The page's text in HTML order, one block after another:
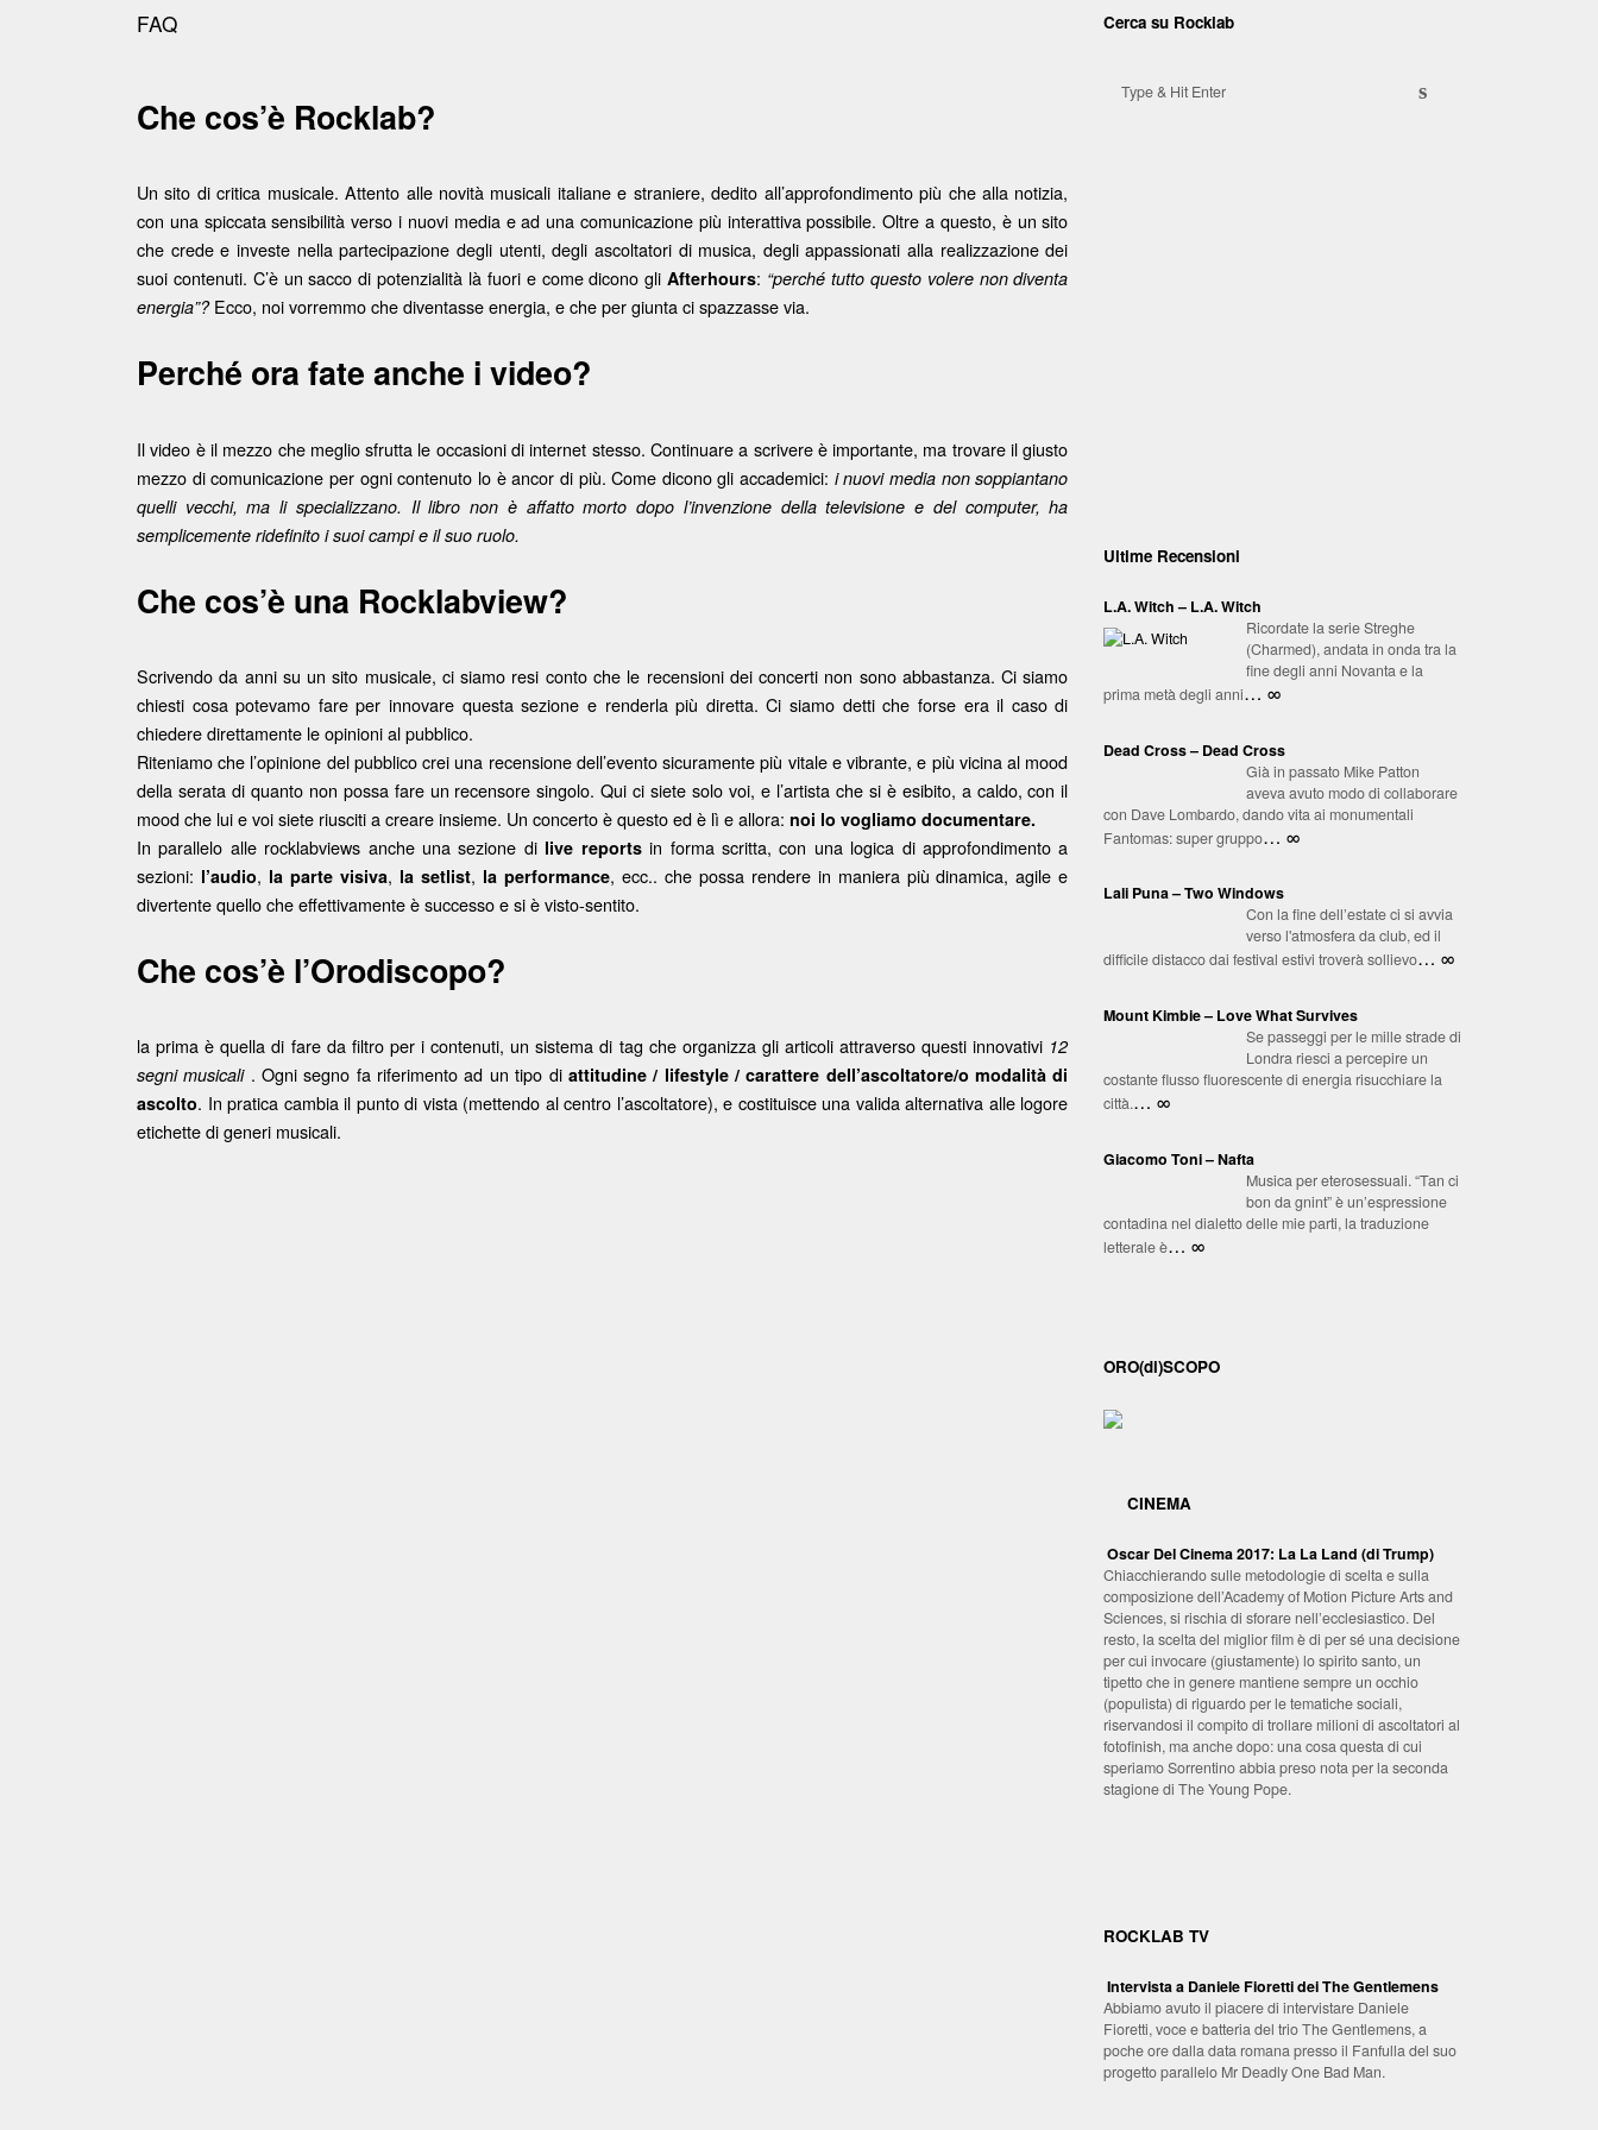
FAQ
Che cos’è Rocklab?
Un sito di critica musicale. Attento alle novità musicali italiane e straniere, dedito all’approfondimento più che alla notizia,
con una spiccata sensibilità verso i nuovi media e ad una comunicazione più interattiva possibile. Oltre a questo, è un sito
che crede e investe nella partecipazione degli utenti, degli ascoltatori di musica, degli appassionati alla realizzazione dei
suoi contenuti. C’è un sacco di potenzialità là fuori e come dicono gliAfterhours: “perché tutto questo volere non diventa
energia”?Ecco, noi vorremmo che diventasse energia, e che per giunta ci spazzasse via.
Perché ora fate anche i video?
Il video è il mezzo che meglio sfrutta le occasioni di internet stesso. Continuare a scrivere è importante, ma trovare il giusto
mezzo di comunicazione per ogni contenuto lo è ancor di più. Come dicono gli accademici: i nuovi media non soppiantano
quelli vecchi, ma li specializzano. Il libro non è affatto morto dopo l’invenzione della televisione e del computer, ha
semplicemente ridefinito i suoi campi e il suo ruolo.
Che cos’è una Rocklabview?
Scrivendo da anni su un sito musicale, ci siamo resi conto che le recensioni dei concerti non sono abbastanza. Ci siamo
chiesti cosa potevamo fare per innovare questa sezione e renderla più diretta. Ci siamo detti che forse era il caso di
chiedere direttamente le opinioni al pubblico.
Riteniamo che l’opinione del pubblico crei una recensione dell’evento sicuramente più vitale e vibrante, e più vicina al mood
della serata di quanto non possa fare un recensore singolo. Qui ci siete solo voi, e l’artista che si è esibito, a caldo, con il
mood che lui e voi siete riusciti a creare insieme. Un concerto è questo ed è lì e allora: noi lo vogliamo documentare.
In parallelo alle rocklabviews anche una sezione di live reportsin forma scritta, con una logica di approfondimento a
sezioni: l’audio, la parte visiva, la setlist, la performance, ecc.. che possa rendere in maniera più dinamica, agile e
divertente quello che effettivamente è successo e si è visto-sentito.
Che cos’è l’Orodiscopo?
la prima è quella di fare da filtro per i contenuti, un sistema di tag che organizza gli articoli attraverso questi innovativi 12
segni musicali. Ogni segno fa riferimento ad un tipo di attitudine / lifestyle / carattere dell’ascoltatore/o modalità di
ascolto. In pratica cambia il punto di vista (mettendo al centro l’ascoltatore), e costituisce una valida alternativa alle logore
etichette di generi musicali.
Cerca su Rocklab
s
Ultime Recensioni
L.A. Witch – L.A. Witch
Ricordate la serie Streghe
(Charmed), andata in onda tra la
fine degli anni Novanta e la
prima metà degli anni… ∞
Dead Cross – Dead Cross
Già in passato Mike Patton
aveva avuto modo di collaborare
con Dave Lombardo, dando vita ai monumentali
Fantomas: super gruppo… ∞
Lali Puna – Two Windows
Con la fine dell’estate ci si avvia
verso l'atmosfera da club, ed il
difficile distacco dai festival estivi troverà sollievo… ∞
Mount Kimbie – Love What Survives
Se passeggi per le mille strade di
Londra riesci a percepire un
costante flusso fluorescente di energia risucchiare la
città.… ∞
Giacomo Toni – Nafta
Musica per eterosessuali. “Tan ci
bon da gnint” è un’espressione
contadina nel dialetto delle mie parti, la traduzione
letterale è… ∞
ORO(di)SCOPO
CINEMA
Oscar Del Cinema 2017: La La Land (di Trump)
Chiacchierando sulle metodologie di scelta e sulla
composizione dell’Academy of Motion Picture Arts and
Sciences, si rischia di sforare nell’ecclesiastico. Del
resto, la scelta del miglior film è di per sé una decisione
per cui invocare (giustamente) lo spirito santo, un
tipetto che in genere mantiene sempre un occhio
(populista) di riguardo per le tematiche sociali,
riservandosi il compito di trollare milioni di ascoltatori al
fotofinish, ma anche dopo: una cosa questa di cui
speriamo Sorrentino abbia preso nota per la seconda
stagione di The Young Pope.
ROCKLAB TV
Intervista a Daniele Fioretti dei The Gentlemens
Abbiamo avuto il piacere di intervistare Daniele
Fioretti, voce e batteria del trio The Gentlemens, a
poche ore dalla data romana presso il Fanfulla del suo
progetto parallelo Mr Deadly One Bad Man.